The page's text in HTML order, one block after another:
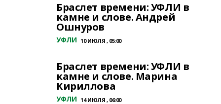
Браслет времени: УФЛИ в
камне и слове. Андрей
Ошнуров
УФЛИ 10 ИЮЛЯ , 05:00
Браслет времени: УФЛИ в
камне и слове. Марина
Кириллова
УФЛИ 14 ИЮЛЯ , 06:00